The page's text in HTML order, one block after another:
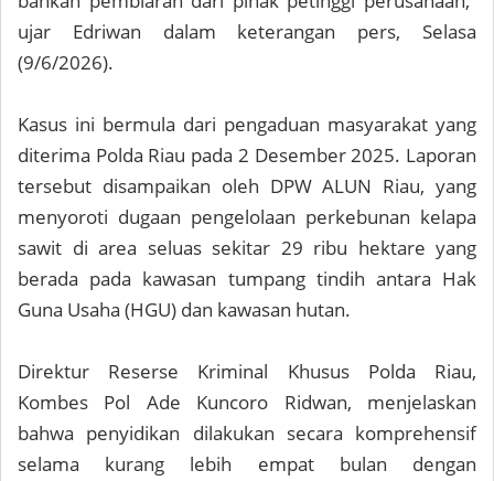
ujar Edriwan dalam keterangan pers, Selasa
(9/6/2026).
Kasus ini bermula dari pengaduan masyarakat yang
diterima Polda Riau pada 2 Desember 2025. Laporan
tersebut disampaikan oleh DPW ALUN Riau, yang
menyoroti dugaan pengelolaan perkebunan kelapa
sawit di area seluas sekitar 29 ribu hektare yang
berada pada kawasan tumpang tindih antara Hak
Guna Usaha (HGU) dan kawasan hutan.
Direktur Reserse Kriminal Khusus Polda Riau,
Kombes Pol Ade Kuncoro Ridwan, menjelaskan
bahwa penyidikan dilakukan secara komprehensif
selama kurang lebih empat bulan dengan